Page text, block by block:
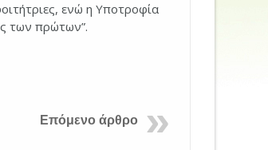
ενώ η Υποτροφία
των πρώτων”.
Επόμενο άρθρο